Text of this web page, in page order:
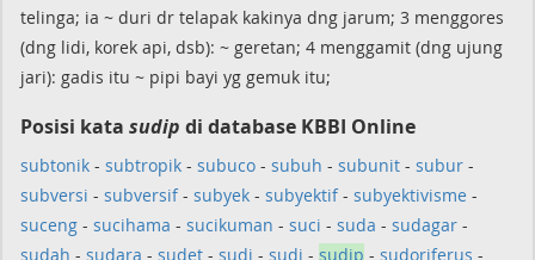
telinga; ia ~ duri dr telapak kakinya dng jarum; 3 menggores
(dng lidi, korek api, dsb): ~ geretan; 4 menggamit (dng ujung
jari): gadis itu ~ pipi bayi yg gemuk itu;
Posisi kata sudip di database KBBI Online
subtonik - subtropik - subuco - subuh - subunit - subur -
subversi - subversif- subyek - subyektif- subyektivisme -
suceng - sucihama - sucikuman - suci - suda - sudagar -
sudah - sudara - sudet - sudi - sudi - sudip - sudoriferus -